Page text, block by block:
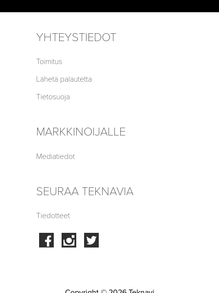
YHTEYSTIEDOT
Toimitus
Lähetä palautetta
Tietosuoja
MARKKINOIJALLE
Mediatiedot
SEURAA TEKNAVIA
Tiedotteet
FacebookInstagram